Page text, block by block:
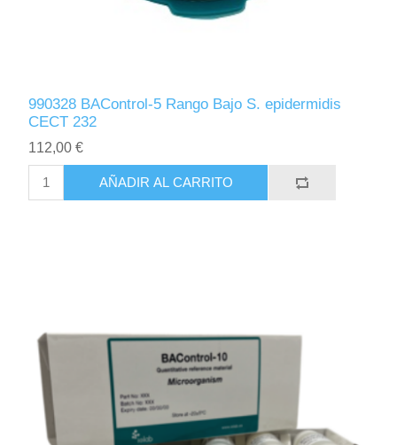
990328 BAControl-5 Rango Bajo S. epidermidis
CECT 232
112,00 €
AÑADIR AL CARRITO